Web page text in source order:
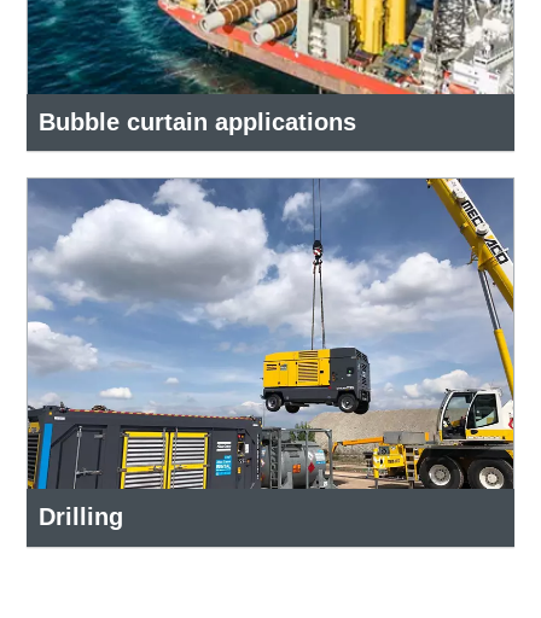
Bubble curtain applications
Drilling